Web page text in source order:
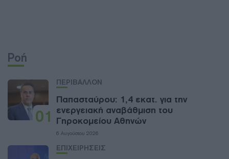
Ροή
01
ΠΕΡΙΒΑΛΛΟΝ
Παπασταύρου: 1,4 εκατ. για την
ενεργειακή αναβάθμιση του
Γηροκομείου Αθηνών
6 Αυγούστου 2026
ΕΠΙΧΕΙΡΗΣΕΙΣ